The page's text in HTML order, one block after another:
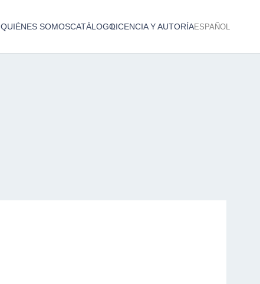
QUIÉNES SOMOSCATÁLOGOLICENCIA Y AUTORÍAESPAÑOL